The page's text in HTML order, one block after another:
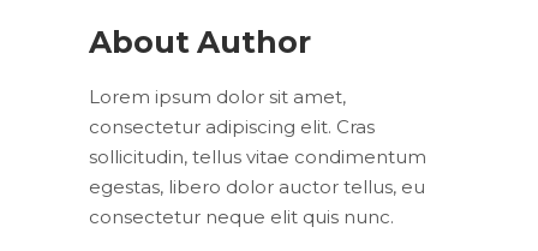
About Author
Lorem ipsum dolor sit amet,
consectetur adipiscing elit. Cras
sollicitudin, tellus vitae condimentum
egestas, libero dolor auctor tellus, eu
consectetur neque elit quis nunc.